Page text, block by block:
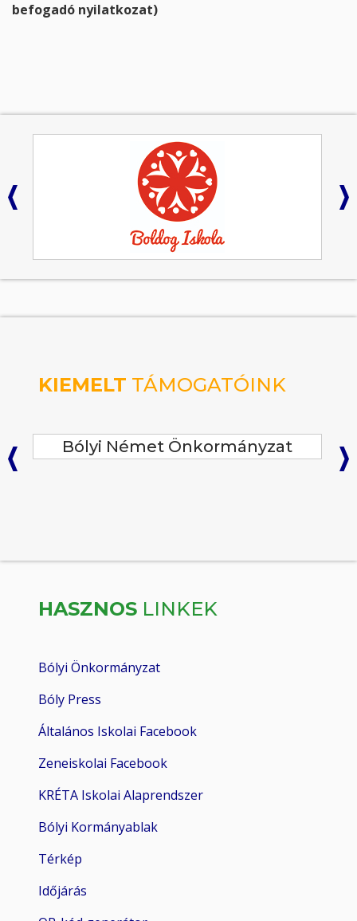
befogadó nyilatkozat)
KIEMELT TÁMOGATÓINK
Bóly Város Önkormányzata
HASZNOS LINKEK
Bólyi Önkormányzat
Bóly Press
Általános Iskolai Facebook
Zeneiskolai Facebook
KRÉTA Iskolai Alaprendszer
Bólyi Kormányablak
Térkép
Időjárás